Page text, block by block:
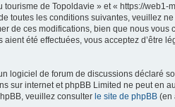
de Topoldavie » et « https://
toutes les conditions suivantes, veuillez
de ces modifications, bien que nous
été effectuées, vous acceptez d’être
logiciel de forum de discussions déclaré
sur internet et phpBB Limited ne peut en
veuillez consulter le site de phpBB (en